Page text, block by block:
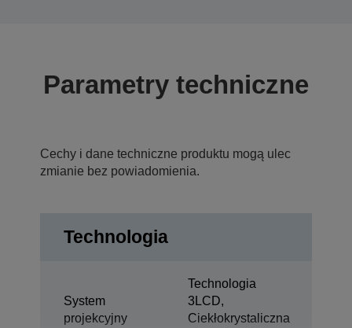
Parametry techniczne
Cechy i dane techniczne produktu mogą ulec
zmianie bez powiadomienia.
Technologia
System
projekcyjny
Technologia
3LCD,
Ciekłokrystaliczna